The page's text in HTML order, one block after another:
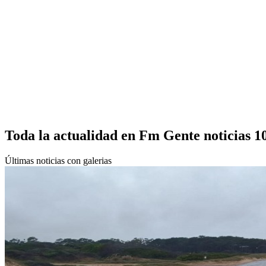
Toda la actualidad en Fm Gente noticias
Últimas noticias con galerias